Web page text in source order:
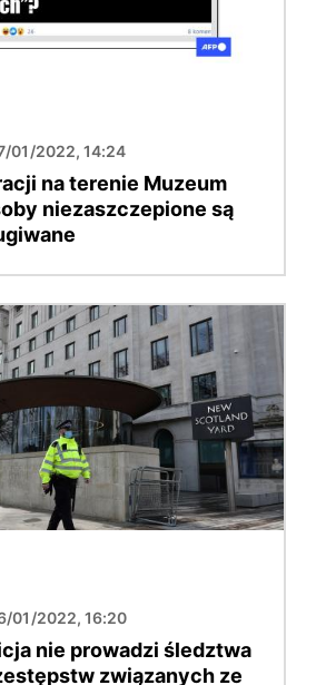
01/2022, 14:24
na terenie Muzeum
niezaszczepione są
01/2022, 16:20
nie prowadzi śledztwa
związanych ze